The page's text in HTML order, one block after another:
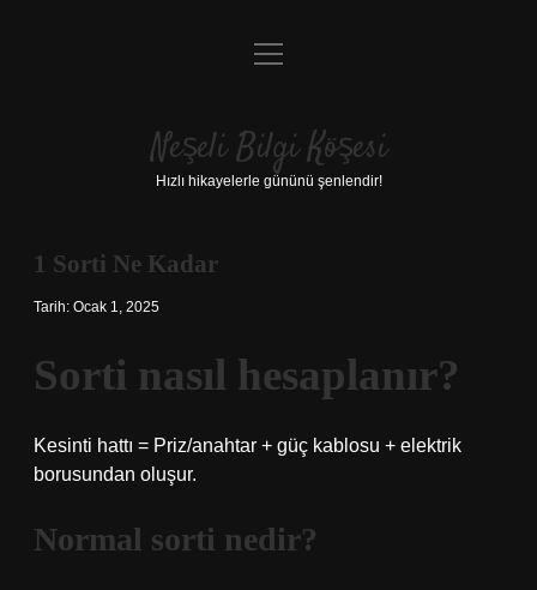
Anasayfa
Yasal Uyarı
menüyü
Neşeli Bilgi Köşesi
Hızlı hikayelerle gününü şenlendir!
1 Sorti Ne Kadar
Tarih: Ocak 1, 2025
Sorti nasıl hesaplanır?
Kesinti hattı = Priz/anahtar + güç kablosu + elektrik
borusundan oluşur.
Normal sorti nedir?